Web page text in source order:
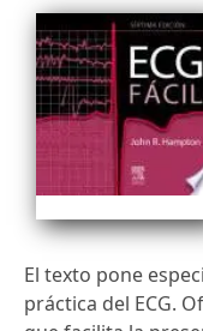
El texto pone
práctica del ECG.